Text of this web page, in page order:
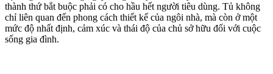
thành thứ bắt buộc phải có cho hầu hết người tiêu dùng. Tủ không
chỉ liên quan đến phong cách thiết kế của ngôi nhà, mà còn ở một
mức độ nhất định, cảm xúc và thái độ của chủ sở hữu đối với cuộc
sống gia đình.